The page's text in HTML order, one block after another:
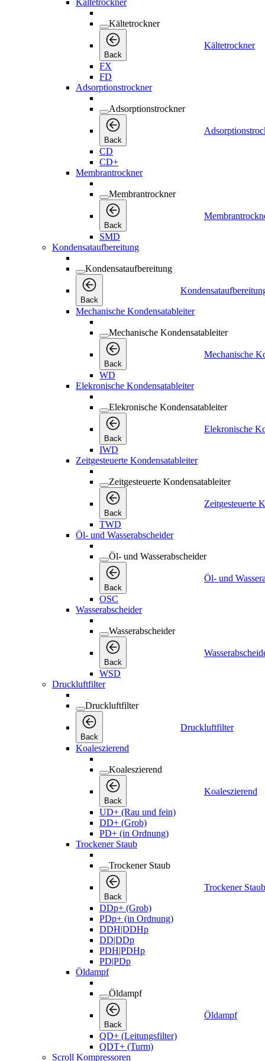
Kältetrockner
Kältetrockner
Back
Kältetrockner
FX
FD
Adsorptionstrockner
Adsorptionstrockner
Back
CD
CD+
Membrantrockner
Membrantrockner
Back
SMD
Kondensataufbereitung
Kondensataufbereitung
Back
Mechanische Kondensatableiter
Mechanische Kondensatableiter
Back
Mechanische
WD
Elekronische Kondensatableiter
Elekronische Kondensatableiter
Back
Elekronische
IWD
Zeitgesteuerte Kondensatableiter
Zeitgesteuerte Kondensatableiter
Back
Zeitgesteuerte
TWD
Öl- und Wasserabscheider
Öl- und Wasserabscheider
Back
Öl- und
OSC
Wasserabscheider
Wasserabscheider
Back
WSD
Druckluftfilter
Druckluftfilter
Back
Druckluftfilter
Koaleszierend
Koaleszierend
Back
Koaleszierend
UD+ (Rau und fein)
DD+ (Grob)
PD+ (in Ordnung)
Trockener Staub
Trockener Staub
Back
Trockener Staub
DDp+ (Grob)
PDp+ (in Ordnung)
DDH|DDHp
DD|DDp
PDH|PDHp
PD|PDp
Öldampf
Öldampf
Back
Öldampf
QD+ (Leitungsfilter)
QDT+ (Turm)
Scroll Kompressoren